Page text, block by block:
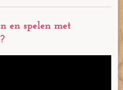
en spelen met